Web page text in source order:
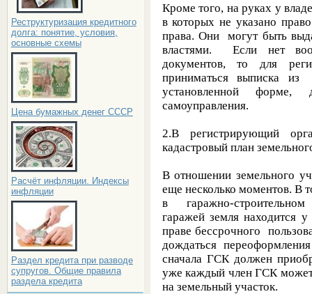
Реструктуризация кредитного
долга: понятие, условия,
основные схемы
Цена бумажных денег СССР
Расчёт инфляции. Индексы
инфляции
Раздел кредита при разводе
супругов. Общие правила
раздела кредита
Кроме того, на руках у
в которых не указано
права. Они могут быть
властями. Если нет
документов, то для
приниматься выписка из
установленной
самоуправления.
2.В регистрирующий
кадастровый план
В отношении земельного
еще несколько моментов. В
в гаражно-строительном
гаражей земля находится у
праве бессрочного
дождаться
сначала ГСК должен
уже каждый член ГСК может
на земельный участок.